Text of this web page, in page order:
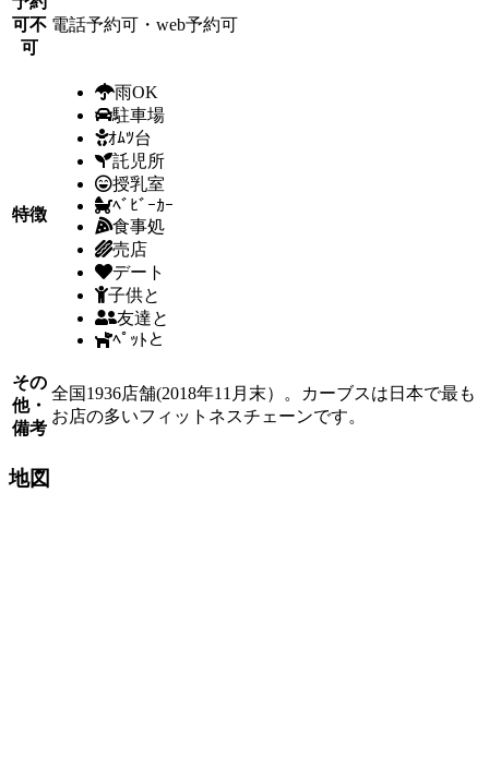
可不
可
電話予約可・web予約可
特徴
雨OK
駐車場
ｵﾑﾂ台
託児所
授乳室
ﾍﾞﾋﾞｰｶｰ
食事処
売店
デート
子供と
友達と
ﾍﾟｯﾄと
その
他・
備考
全国1936店舗(2018年11月末）。カーブスは日本で最も
お店の多いフィットネスチェーンです。
地図